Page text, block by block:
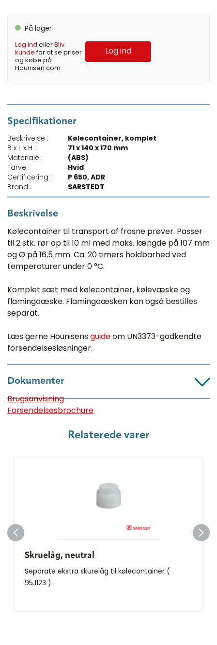
På lager
Log ind ellerBliv
kundefor at se priser
og købe på
Hounisen.com
Log ind
Specifikationer
Beskrivelse :
Kølecontainer, komplet
B x L x H :
71 x 140 x 170 mm
Materiale :
(ABS)
Farve :
Hvid
Certificering :
P 650, ADR
Brand :
SARSTEDT
Beskrivelse
Kølecontainer til transport af frosne prøver. Passer
til 2 stk. rør op til 10 ml med maks. længde på 107 mm
og Ø på 16,5 mm. Ca. 20 timers holdbarhed ved
temperaturer under 0 °C.
Komplet sæt med kølecontainer, kølevæske og
flamingoæske. Flamingoæsken kan også bestilles
separat.
Læs gerne Hounisensguideom UN3373-godkendte
forsendelsesløsninger.
Dokumenter
Brugsanvisning
Forsendelsesbrochure
Relaterede varer
Skruelåg, neutral
Separate ekstra skurelåg til kølecontainer (
95.1123 ).